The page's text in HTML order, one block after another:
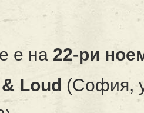
е на 22-ри
Loud (София,